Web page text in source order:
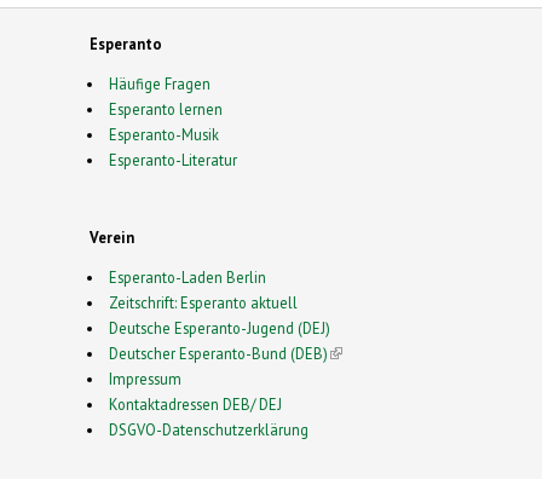
Esperanto
Häufige Fragen
Esperanto lernen
Esperanto-Musik
Esperanto-Literatur
Verein
Esperanto-Laden Berlin
Zeitschrift: Esperanto aktuell
Deutsche Esperanto-Jugend (DEJ)
Deutscher Esperanto-Bund (DEB)(link is external)
Impressum
Kontaktadressen DEB/ DEJ
DSGVO-Datenschutzerklärung